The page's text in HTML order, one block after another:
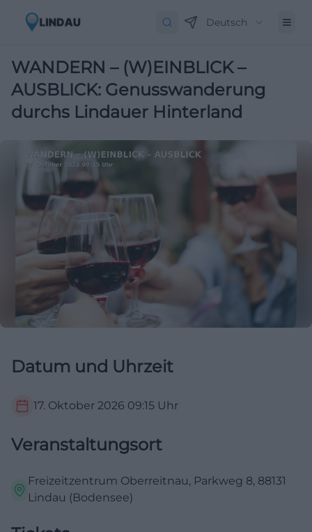
Deutsch
WANDERN – (W)EINBLICK –
AUSBLICK: Genusswanderung
durchs Lindauer Hinterland
Datum und Uhrzeit
17. Oktober 2026 09:15 Uhr
Veranstaltungsort
Freizeitzentrum Oberreitnau, Parkweg 8, 88131
Lindau (Bodensee)